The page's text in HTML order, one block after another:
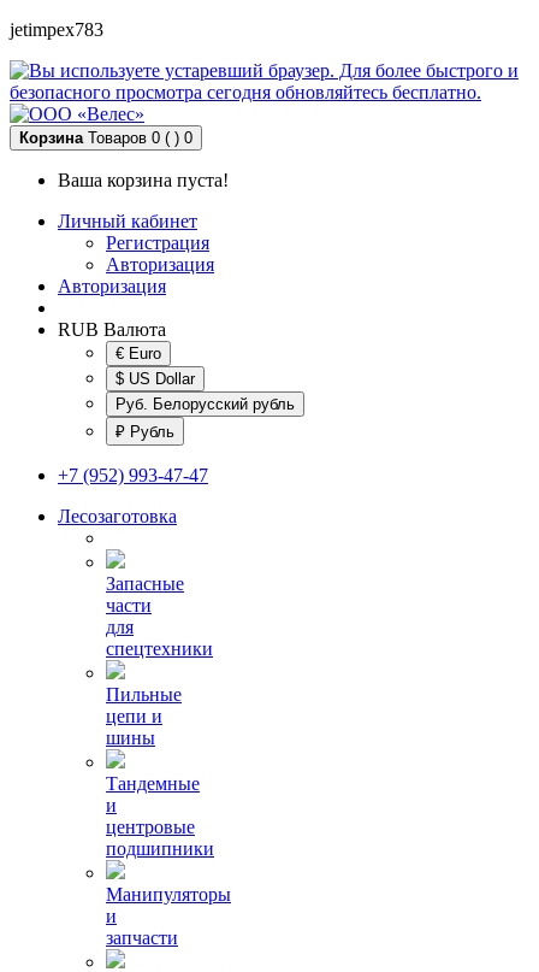
jetimpex783
Корзина Товаров 0 ( ) 0
Ваша корзина пуста!
Личный кабинет
Регистрация
Авторизация
Авторизация
RUB Валюта
€ Euro
$ US Dollar
Руб. Белорусский рубль
₽ Рубль
+7 (952) 993-47-47
Лесозаготовка
Запасные
части
для
спецтехники
Пильные
цепи и
шины
Тандемные
и
центровые
подшипники
Манипуляторы
и
запчасти